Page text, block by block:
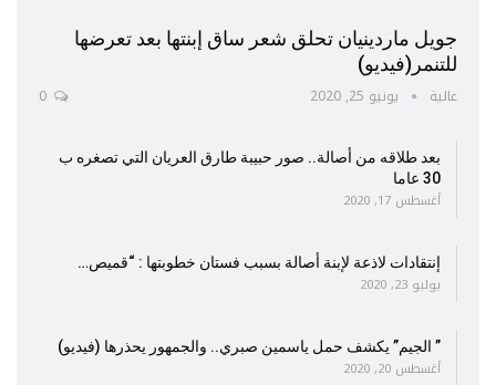
جويل ماردينيان تحلق شعر ساق إبنتها بعد تعرضها
للتنمر(فيديو)
عالية يونيو 25, 2020
بعد طلاقه من أصالة.. صور حبيبة طارق العريان التي تصغره ب
30 عاما
أغسطس 17, 2020
إنتقادات لاذعة لإبنة أصالة بسبب فستان خطوبتها : “قميص…
يوليو 23, 2020
” الجيم” يكشف حمل ياسمين صبري.. والجمهور يحذرها (فيديو)
أغسطس 20, 2020